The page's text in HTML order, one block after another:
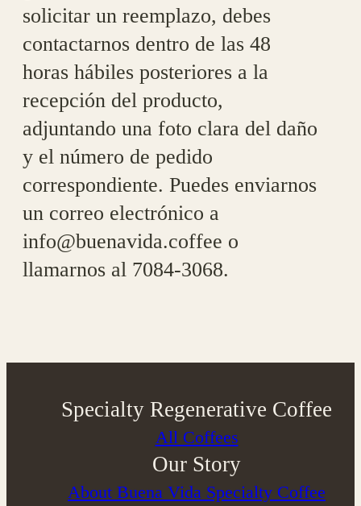
solicitar un reemplazo, debes
contactarnos dentro de las 48
horas hábiles posteriores a la
recepción del producto,
adjuntando una foto clara del daño
y el número de pedido
correspondiente. Puedes enviarnos
un correo electrónico a
info@buenavida.coffee o
llamarnos al 7084-3068.
Specialty Regenerative Coffee
All Coffees
Our Story
About Buena Vida Specialty Coffee